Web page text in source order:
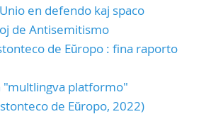
en defendo kaj spaco
de Antisemitismo
de Eŭropo : fina raporto
"multlingva platformo"
de Eŭropo, 2022)